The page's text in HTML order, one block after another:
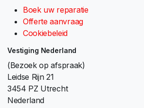
Boek uw reparatie
Offerte aanvraag
Cookiebeleid
Vestiging Nederland
(Bezoek op afspraak)
Leidse Rijn 21
3454 PZ Utrecht
Nederland